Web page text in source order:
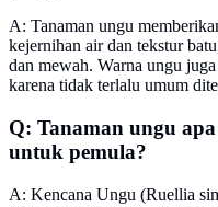
A: Tanaman ungu
kejernihan air dan tekstur
dan mewah. Warna ungu
karena tidak terlalu umum
Q: Tanaman ungu
untuk pemula?
A: Kencana Ungu (Ruellia